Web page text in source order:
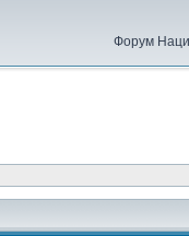
Форум